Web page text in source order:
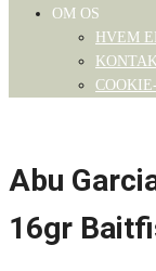
OM OS
HVEM
Abu
16gr